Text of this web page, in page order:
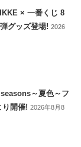
× 一番くじ 8
グッズ登場!2026
～夏色～フ
り開催!2026年8月8